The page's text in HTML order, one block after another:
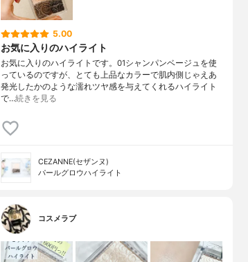
5.00
お気に入りのハイライト
お気に入りのハイライトです。01シャンパンベージュを使
っているのですが、とても上品なカラーで肌内側じゃえあ
発光したかのような濡れツヤ感を与えてくれるハイライト
で…続きを見る
CEZANNE(セザンヌ)
パールグロウハイライト
コスメラブ